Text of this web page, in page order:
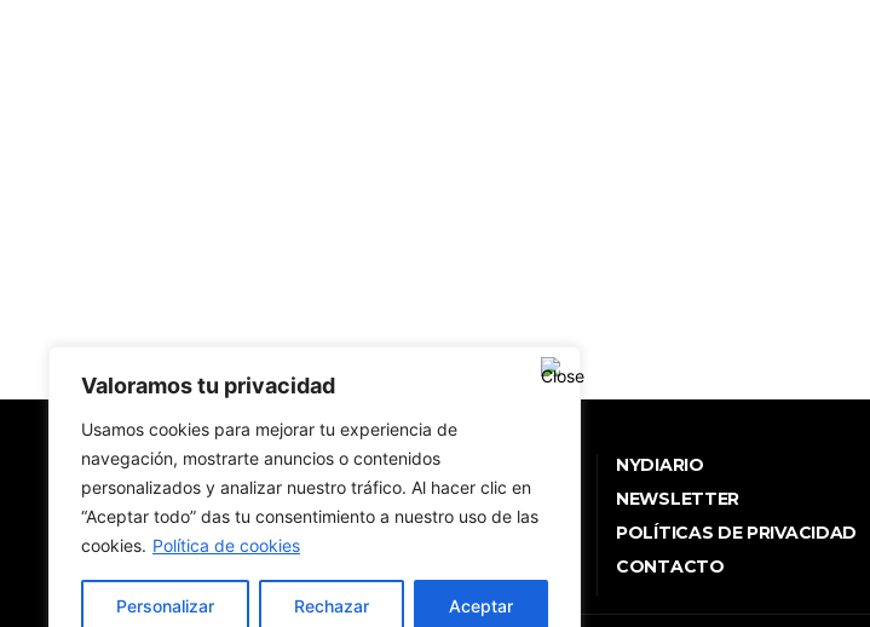
Valoramos tu privacidad
Usamos cookies para mejorar tu experiencia de
navegación, mostrarte anuncios o contenidos
personalizados y analizar nuestro tráfico. Al hacer clic en
“Aceptar todo” das tu consentimiento a nuestro uso de las
cookies. Política de cookies
Personalizar Rechazar Aceptar
New York Diario
Revista digital con nombre de diario de papel.
Hecha en Nueva York. En traducción. En español.
NYDIARIO
NEWSLETTER
POLÍTICAS DE PRIVACIDAD
CONTACTO